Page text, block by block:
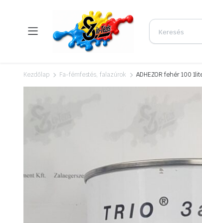
Kezdőlap Fa-fémfestés, falazúrok ADHEZOR fehér 100